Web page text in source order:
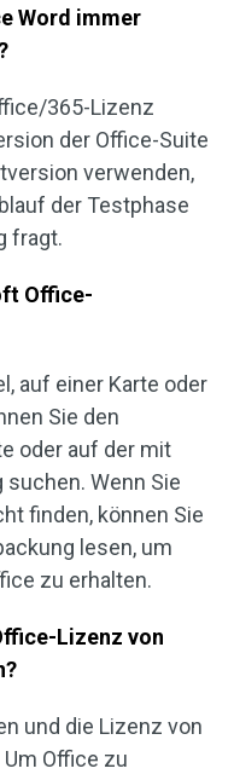
Word immer
365-Lizenz
der Office-Suite
verwenden,
der Testphase
fragt.
Office-
auf einer Karte oder
Sie den
oder auf der mit
Wenn Sie
finden, können Sie
lesen, um
zu erhalten.
Lizenz von
und die Lizenz von
Office zu